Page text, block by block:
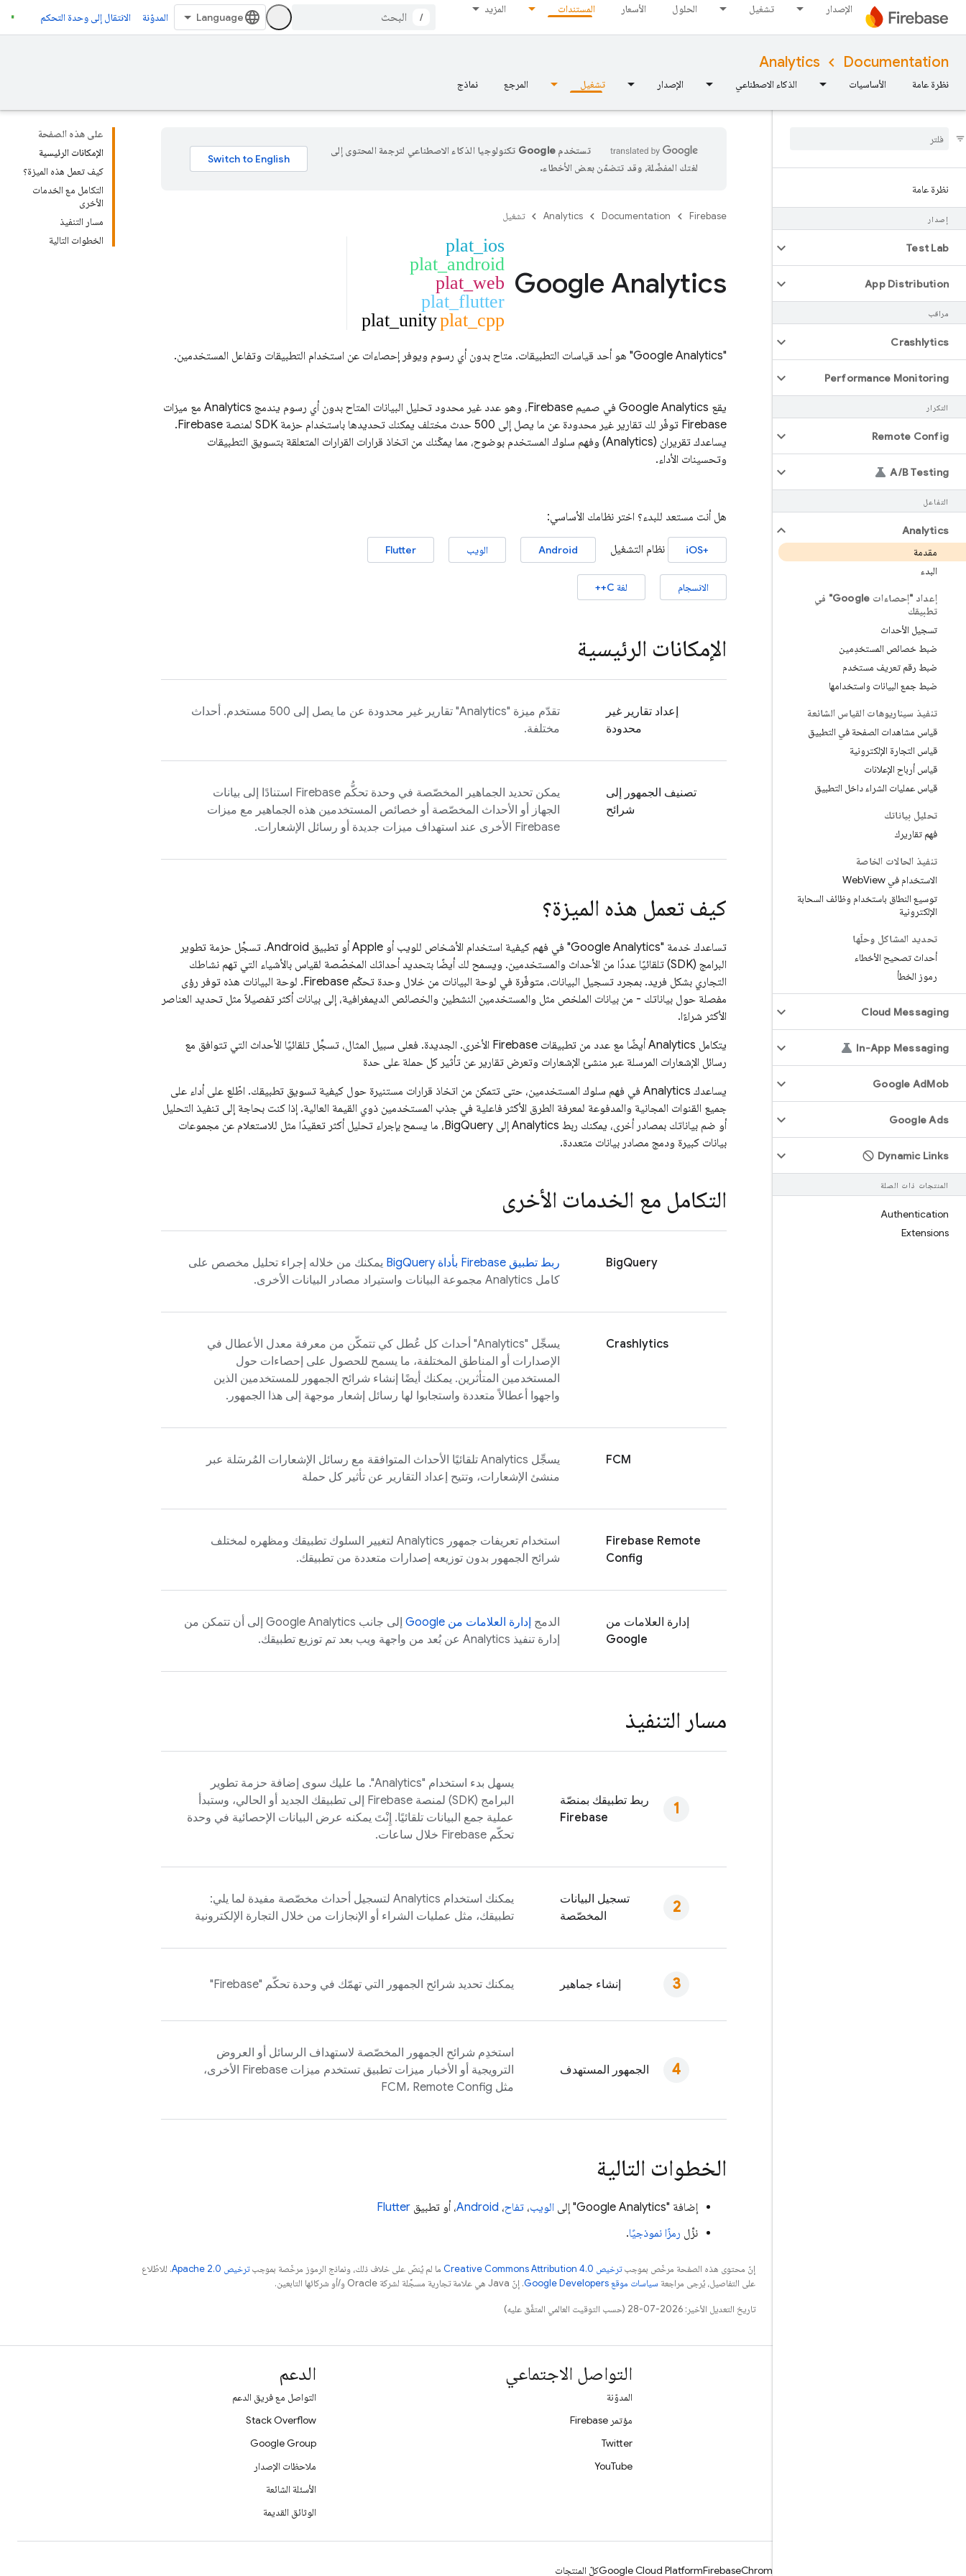
الإصدار تشغيل الحلول الأسعار المستندات المزيد
/ المدوّنة الانتقال إلى وحدة التحكم
Documentation
Analytics
نظرة عامة الأساسيات الذكاء الاصطناعي الإصدار تشغيل المرجع نماذج
نظرة عامة
إصدار
Test Lab
App Distribution
مراقب
Crashlytics
Performance Monitoring
التكرار
Remote Config
A/B Testing
التفاعل
Analytics
مقدمة
البدء
إعداد "إحصاءات Google" في
تطبيقك
تسجيل الأحداث
ضبط خصائص المستخدِمين
ضبط رقم تعريف مستخدم
ضبط جمع البيانات واستخدامها
تنفيذ سيناريوهات القياس الشائعة
قياس مشاهدات الصفحة في التطبيق
قياس التجارة الإلكترونية
قياس أرباح الإعلانات
قياس عمليات الشراء داخل التطبيق
تحليل بياناتك
فهم تقاريرك
تنفيذ الحالات الخاصة
الاستخدام في Web View
توسيع النطاق باستخدام وظائف السحابة
الإلكترونية
تحديد المشاكل وحلّها
أحداث تصحيح الأخطاء
رموز الخطأ
Cloud Messaging
In-App Messaging
Google AdMob
Google Ads
Dynamic Links
المنتجات ذات الصلة
Authentication
Extensions
على هذه الصفحة
الإمكانات الرئيسية
كيف تعمل هذه الميزة؟
التكامل مع الخدمات
الأخرى
مسار التنفيذ
الخطوات التالية
تستخدم Google تكنولوجيا الذكاء الاصطناعي لترجمة المحتوى إلى
لغتك المفضّلة، وقد تتضمّن بعض الأخطاء.
Firebase
Documentation
Analytics تشغيل
Google Analytics
plat_ios
plat_android
plat_web
plat_flutter
plat_cpp
plat_unity
"
Google Analytics" هو أحد قياسات التطبيقات. متاح بدون أي رسوم ويوفر إحصاءات عن استخدام التطبيقات وتفاعل المستخدمين.
يقع Google Analytics في صميم Firebase، وهو عدد غير محدود تحليل البيانات المتاح بدون أي رسوم يندمج Analytics مع ميزات
Firebase توفّر لك تقارير غير محدودة عن ما يصل إلى 500 حدث مختلف يمكنك تحديدها باستخدام حزمة SDK لمنصة Firebase.
يساعدك تقريران (Analytics) وفهم سلوك المستخدم بوضوح، مما يمكّنك من اتخاذ قرارات القرارات المتعلقة بتسويق التطبيقات
وتحسينات الأداء.
هل أنت مستعد للبدء؟ اختر نظامك الأساسي:
+iOS نظام التشغيل Android الويب Flutter
الانسجام لغة C++
الإمكانات الرئيسية
إعداد تقارير غير
محدودة
تقدّم ميزة "Analytics
" تقارير غير محدودة عن ما يصل إلى 500 مستخدم. أحداث
مختلفة.
تصنيف الجمهور إلى
شرائح
يمكن تحديد الجماهير المخصّصة في وحدة تحكُّم Firebase استنادًا إلى بيانات
الجهاز أو الأحداث المخصّصة أو خصائص المستخدمين هذه الجماهير مع ميزات
Firebase الأخرى عند استهداف ميزات جديدة أو رسائل الإشعارات.
كيف تعمل هذه الميزة؟
تساعدك خدمة "Google Analytics
" في فهم كيفية استخدام الأشخاص للويب أو Apple أو تطبيق Android. تسجِّل حزمة تطوير
البرامج (SDK) تلقائيًا عددًا من الأحداث والمستخدمين. ويسمح لك أيضًا بتحديد أحداثك المخصّصة لقياس بالأشياء التي تهم نشاطك
التجاري بشكل فريد. بمجرد تسجيل البيانات، متوفّرة في لوحة البيانات من خلال وحدة تحكّم Firebase. لوحة البيانات هذه توفر رؤى
مفصلة حول بياناتك - من بيانات الملخص مثل والمستخدمين النشطين والخصائص الديمغرافية، إلى بيانات أكثر تفصيلاً مثل تحديد العناصر
الأكثر شراءًا.
يتكامل Analytics
أيضًا مع عدد من تطبيقات Firebase الأخرى. الجديدة. فعلى سبيل المثال، تسجِّل تلقائيًا الأحداث التي تتوافق مع
رسائل الإشعارات المرسلة عبر منشئ الإشعارات وتعرض تقارير عن تأثير كل حملة على حدة
يساعدك Analytics في فهم سلوك المستخدمين، حتى تتمكن من اتخاذ قرارات مستنيرة حول كيفية تسويق تطبيقك. اطّلع على أداء على
جميع القنوات المجانية والمدفوعة لمعرفة الطرق الأكثر فاعلية في جذب المستخدمين ذوي القيمة العالية. إذا كنت بحاجة إلى تنفيذ التحليل
أو ضم بياناتك بمصادر أخرى، يمكنك ربط Analytics
إلى BigQuery، ما يسمح بإجراء تحليل أكثر تعقيدًا مثل للاستعلام عن مجموعات
بيانات كبيرة ودمج مصادر بيانات متعددة.
التكامل مع الخدمات الأخرى
BigQuery ربط تطبيق Firebase بأداة BigQuery
يمكنك من خلاله إجراء تحليل مخصص على
كامل Analytics مجموعة البيانات واستيراد مصادر البيانات الأخرى.
Crashlytics يسجِّل "Analytics" أحداث كل عُطل كي تتمكّن من معرفة معدل الأعطال في
الإصدارات أو المناطق المختلفة، ما يسمح للحصول على إحصاءات حول
المستخدمين المتأثرين. يمكنك أيضًا إنشاء شرائح الجمهور للمستخدمين الذين
واجهوا أعطالاً متعددة واستجابوا لها رسائل إشعار موجهة إلى هذا الجمهور.
FCM يسجِّل Analytics تلقائيًا الأحداث المتوافقة مع رسائل الإشعارات المُرسَلة عبر
منشئ الإشعارات، وتتيح إعداد التقارير عن تأثير كل حملة
Firebase Remote
Config
استخدام تعريفات جمهور Analytics لتغيير السلوك تطبيقك ومظهره لمختلف
شرائح الجمهور بدون توزيعه إصدارات متعددة من تطبيقك.
إدارة العلامات من
Google
الدمج إدارة العلامات من Google إلى جانب Google Analytics إلى أن تتمكن من
إدارة تنفيذ Analytics عن بُعد من واجهة ويب بعد تم توزيع تطبيقك.
مسار التنفيذ
ربط تطبيقك بمنصّة
Firebase
يسهل بدء استخدام "Analytics". ما عليك سوى إضافة حزمة تطوير
البرامج (SDK) لمنصة Firebase إلى تطبيقك الجديد أو الحالي، وستبدأ
عملية جمع البيانات تلقائيًا. إِنْتَ يمكنه عرض البيانات الإحصائية في وحدة
تحكّم Firebase خلال ساعات.
تسجيل البيانات
المخصّصة
يمكنك استخدام Analytics لتسجيل أحداث مخصّصة مفيدة لما يلي:
تطبيقك، مثل عمليات الشراء أو الإنجازات من خلال التجارة الإلكترونية
إنشاء جماهير يمكنك تحديد شرائح الجمهور التي تهمّك في وحدة تحكّم "Firebase
"
الجمهور المستهدف‬‏‫
استخدِم شرائح الجمهور المخصّصة لاستهداف الرسائل أو العروض
الترويجية أو الأخبار ميزات تطبيق تستخدم ميزات Firebase الأخرى،
مثل
FCM، Remote Config
الخطوات التالية
إضافة "Google Analytics" إلى الويب، تفاح، Android، أو تطبيق Flutter
نزِّل رمزًا نموذجيًا.
إنّ محتوى هذه الصفحة مرخّص بموجبترخيص Creative Commons Attribution 4.0‏ ما لم يُنصّ على خلاف ذلك، ونماذج الرموز مرخّصة بموجبترخيص Apache 2.0‏
. للاطّلاع
على التفاصيل، يُرجى مراجعة سياسات موقع Google Developers‏ . إنّ Java هي علامة تجارية مسجَّلة لشركة Oracle و/أو شركائها التابعين.
تاريخ التعديل الأخير: 2026-07-28 (حسب التوقيت العالمي المتفَّق عليه)
التواصل الاجتماعي
المدوّنة
مؤتمر Firebase
Twitter
YouTube
الدعم
التواصل مع فريق الدعم
Stack Overflow
Google Group
ملاحظات الإصدار
الأسئلة الشائعة
الوثائق القديمة
Chrome
Firebase
Google Cloud Platformكلّ المنتجات